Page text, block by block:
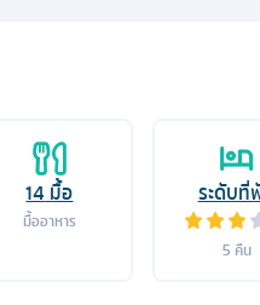
14 มื้อ
มื้ออาหาร
ระดับที่
5 คืน